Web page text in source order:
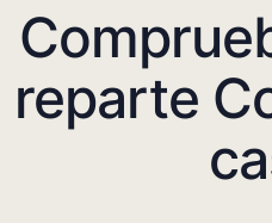
reparte